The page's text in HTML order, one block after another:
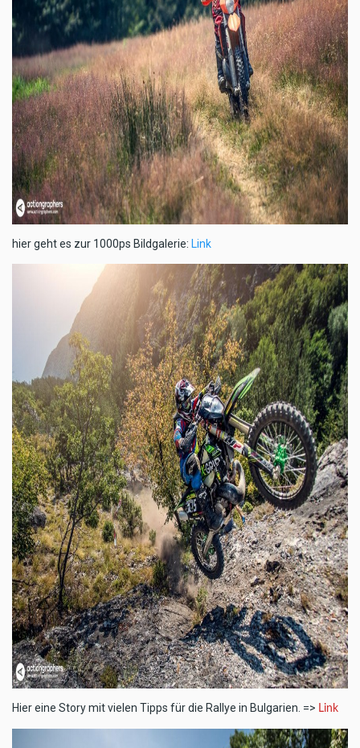
hier geht es zur 1000ps Bildgalerie: Link
Hier eine Story mit vielen Tipps für die Rallye in Bulgarien. => Link